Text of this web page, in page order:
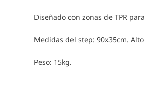
Diseñado con zonas de TPR
Medidas del step: 90x35cm.
Peso: 15kg.